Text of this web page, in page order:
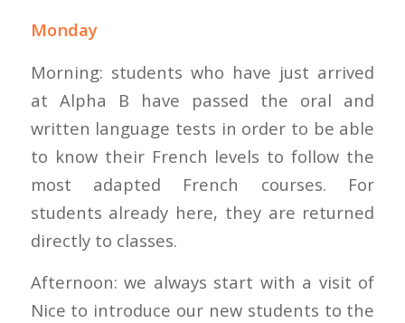
Monday
Morning: students who have just arrived
at Alpha B have passed the oral and
written language tests in order to be able
to know their French levels to follow the
most adapted French courses. For
students already here, they are returned
directly to classes.
Afternoon: we always start with a visit of
Nice to introduce our new students to the